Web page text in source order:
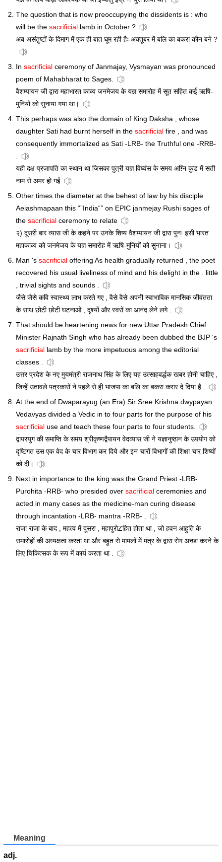
The question that is now preoccupying the dissidents is : who
will be the sacrificial lamb in October ?
अब असंतुष्टों के दिमाग में एक ही बात घूम रही हैः अक्तूबर में बलि का बकरा कौन बने ?
In sacrificial ceremony of Janmajay, Vysmayan was pronounced
poem of Mahabharat to Sages.
वैशम्पायन जी द्वारा महाभारत काव्य जनमेजय के यज्ञ समारोह में सूत सहित कई ऋषि-
मुनियों को सुनाया गया था।
This perhaps was also the domain of King Daksha , whose
daughter Sati had burnt herself in the sacrificial fire , and was
consequently immortalized as Sati -LRB- the Truthful one -RRB-
.
यही दक्ष प्रजापति का स्थान था जिसका पुत्री यज्ञ विघ्वंस के समय अग़्नि कुड में सती
नाम से अमर हो गई
Other times the diameter at the behest of law by his disciple
Aeiashmapaan this “”India“” on EPIC janmejay Rushi sages of
the sacrificial ceremony to relate
२) दूसरी बार व्यास जी के कहने पर उनके शिष्य वैशम्पायन जी द्वारा पुनः इसी भारत
महाकाव्य को जनमेजय के यज्ञ समारोह में ऋषि-मुनियों को सुनाना।
Man 's sacrificial offering As health gradually returned , the poet
recovered his usual liveliness of mind and his delight in the . little
, trivial sights and sounds .
जैसे जैसे कवि स्वास्थ्य लाभ करते गए , वैसे वैसे अपनी स्वाभाविक मानसिक जीवंतता
के साथ छोटी छोटी घटनाओं , दृश्यों और स्वरों का आनंद लेने लगे .
That should be heartening news for new Uttar Pradesh Chief
Minister Rajnath Singh who has already been dubbed the BJP 's
sacrificial lamb by the more impetuous among the editorial
classes .
उत्तर प्रदेश के नए मुयमंत्री राजनाथ सिंह के लिए यह उत्साहवर्द्धक खबर होनी चाहिए ,
जिन्हें उतावले पत्रकारों ने पहले से ही भाजपा का बलि का बकरा करार दे दिया है .
At the end of Dwaparayug (an Era) Sir Sree Krishna dwypayan
Vedavyas divided a Vedic in to four parts for the purpose of his
sacrificial use and teach these four parts to four students.
द्वापरयुग की समाप्ति के समय श्रीकृष्णद्वैपायन वेदव्यास जी ने यज्ञानुष्ठान के उपयोग को
दृष्टिगत उस एक वेद के चार विभाग कर दिये और इन चारों विभागों की शिक्षा चार शिष्यों
को दी।
Next in importance to the king was the Grand Priest -LRB-
Purohita -RRB- who presided over sacrificial ceremonies and
acted in many cases as the medicine-man curing disease
through incantation -LRB- mantra -RRB- .
राजा राजा के बाद , महत्व में दूसरा , महापुरोZहित होता था , जो हवन आहुति के
समारोहों की अध्यक्षता करता था और बहुत से मामलों में मंत्र के द्वारा रोग अच्छा करने के
लिए चिकित्सक के रूप में कार्य करता था .
Meaning
adj.